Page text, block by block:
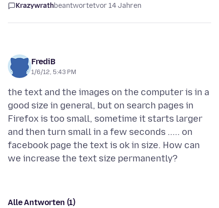
Krazywrathbeantwortetvor 14 Jahren
FrediB
1/6/12, 5:43 PM
the text and the images on the computer is in a
good size in general, but on search pages in
Firefox is too small, sometime it starts larger
and then turn small in a few seconds ..... on
facebook page the text is ok in size. How can
Alle Antworten (1)